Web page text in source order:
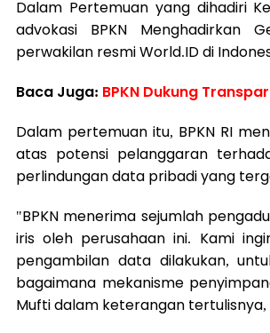
Dalam Pertemuan yang dihadiri
advokasi BPKN Menghadirkan
perwakilan resmi World.ID di
Baca Juga: BPKN Dukung
Dalam pertemuan itu, BPKN RI
atas potensi pelanggaran
perlindungan data pribadi yang
"BPKN menerima sejumlah
iris oleh perusahaan ini. Kami
pengambilan data dilakukan,
bagaimana mekanisme
Mufti dalam keterangan tertulisnya,